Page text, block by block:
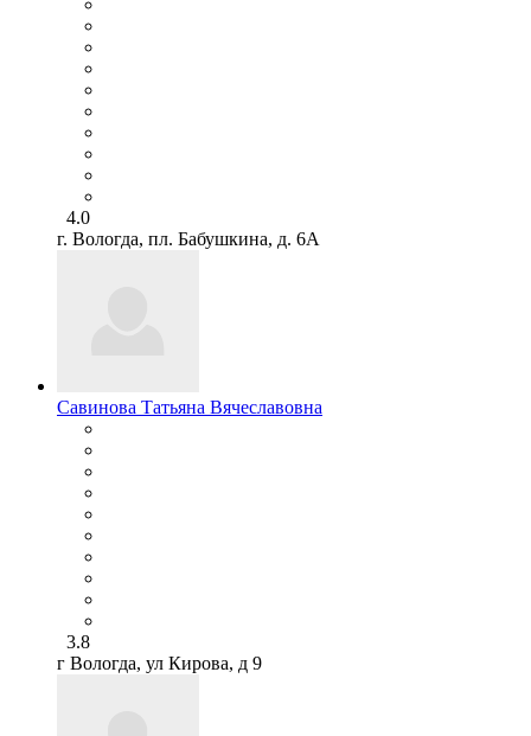
4.0
г. Вологда, пл. Бабушкина, д. 6А
Савинова Татьяна Вячеславовна
3.8
г Вологда, ул Кирова, д 9